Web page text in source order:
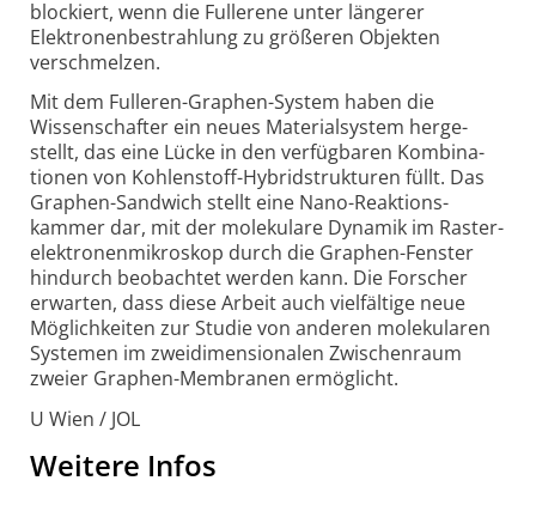
blockiert, wenn die Fulle­rene unter längerer
Elektronen­bestrahlung zu größeren Objekten
verschmelzen.
Mit dem Fulleren-Graphen-System haben die
Wissen­schafter ein neues Material­system herge­
stellt, das eine Lücke in den verfüg­baren Kombina­
tionen von Kohlenstoff-Hybrid­strukturen füllt. Das
Graphen-Sandwich stellt eine Nano-Reaktions­
kammer dar, mit der molekulare Dynamik im Raster­
elektronen­mikroskop durch die Graphen-Fenster
hindurch beobachtet werden kann. Die Forscher
erwarten, dass diese Arbeit auch viel­fältige neue
Möglich­keiten zur Studie von anderen mole­kularen
Systemen im zwei­dimensionalen Zwischen­raum
zweier Graphen-Membranen ermöglicht.
U Wien / JOL
Weitere Infos